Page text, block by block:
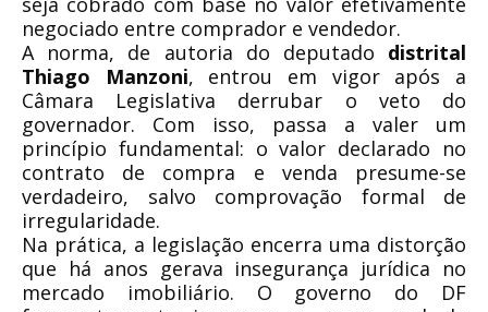
negociado entre comprador e vendedor.
A norma, de autoria do deputado distrital
Thiago Manzoni, entrou em vigor após a
Câmara Legislativa derrubar o veto do
governador. Com isso, passa a valer um
princípio fundamental: o valor declarado no
contrato de compra e venda presume-se
verdadeiro, salvo comprovação formal de
irregularidade.
Na prática, a legislação encerra uma distorção
que há anos gerava insegurança jurídica no
mercado imobiliário. O governo do DF